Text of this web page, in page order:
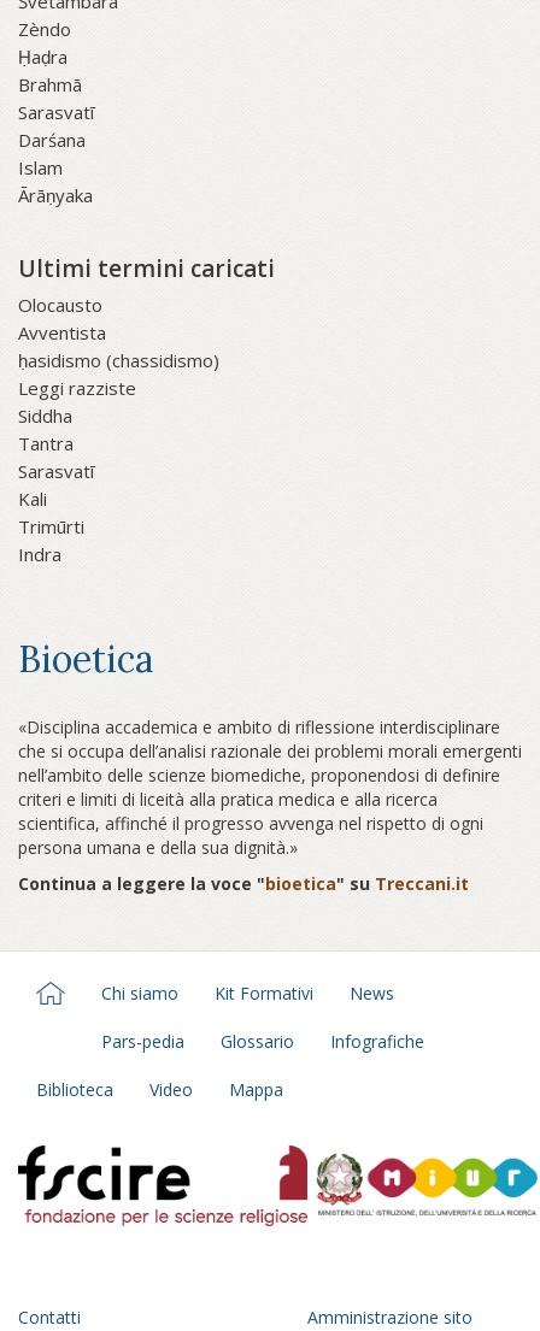
Zèndo
Ḥaḍra
Brahmā
Sarasvatī
Darśana
Islam
Ārāṇyaka
Ultimi termini caricati
Olocausto
Avventista
ḥasidismo (chassidismo)
Leggi razziste
Siddha
Tantra
Sarasvatī
Kali
Trimūrti
Indra
Bioetica
«Disciplina accademica e ambito di riflessione interdisciplinare
che si occupa dell’analisi razionale dei problemi morali emergenti
nell’ambito delle scienze biomediche, proponendosi di definire
criteri e limiti di liceità alla pratica medica e alla ricerca
scientifica, affinché il progresso avvenga nel rispetto di ogni
persona umana e della sua dignità.»
Continua a leggere la voce "bioetica" su Treccani.it
Chi siamo Kit Formativi News
Pars-pedia Glossario Infografiche
Biblioteca Video Mappa
Contatti Amministrazione sito